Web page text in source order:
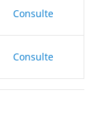
Consulte
Consulte